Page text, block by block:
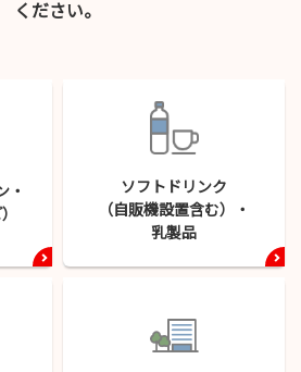
ください。
・
ソフトドリンク
（自販機設置含む）・
乳製品